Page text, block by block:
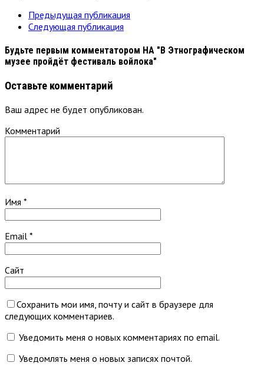
Предыдущая публикация
Следующая публикация
Будьте первым комментатором НА "В Этнографическом
музее пройдёт фестиваль войлока"
Оставьте комментарий
Ваш адрес не будет опубликован.
Комментарий
Имя *
Email *
Сайт
Сохранить мои имя, почту и сайт в браузере для
следующих комментариев.
Уведомить меня о новых комментариях по email.
Уведомлять меня о новых записях почтой.